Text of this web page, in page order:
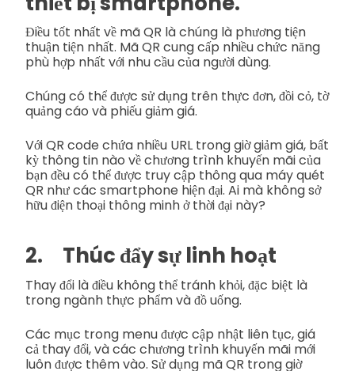
Điều tốt nhất về mã QR là chúng là phương tiện
thuận tiện nhất. Mã QR cung cấp nhiều chức năng
phù hợp nhất với nhu cầu của người dùng.
Chúng có thể được sử dụng trên thực đơn, đồi cỏ, tờ
quảng cáo và phiếu giảm giá.
Với QR code chứa nhiều URL trong giờ giảm giá, bất
kỳ thông tin nào về chương trình khuyến mãi của
bạn đều có thể được truy cập thông qua máy quét
QR như các smartphone hiện đại. Ai mà không sở
hữu điện thoại thông minh ở thời đại này?
2. Thúc đẩy sự linh hoạt
Thay đổi là điều không thể tránh khỏi, đặc biệt là
trong ngành thực phẩm và đồ uống.
Các mục trong menu được cập nhật liên tục, giá
cả thay đổi, và các chương trình khuyến mãi mới
luôn được thêm vào. Sử dụng mã QR trong giờ